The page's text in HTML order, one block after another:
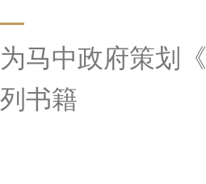
为⻢中政府策划
列书籍